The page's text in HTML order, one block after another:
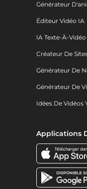
Générateur
Éditeur Vidéo IA
IA Texte-À-Vidéo
Créateur De
Générateur De
Générateur De
Idées De Vidéos
Applications